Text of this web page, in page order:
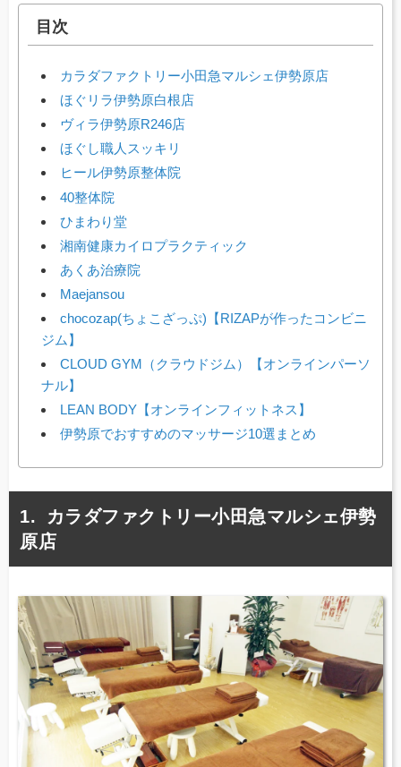
目次
カラダファクトリー小田急マルシェ伊勢原店
ほぐリラ伊勢原白根店
ヴィラ伊勢原R246店
ほぐし職人スッキリ
ヒール伊勢原整体院
40整体院
ひまわり堂
湘南健康カイロプラクティック
あくあ治療院
Maejansou
chocozap(ちょこざっぷ)【RIZAPが作ったコンビニ
ジム】
CLOUD GYM（クラウドジム）【オンラインパーソ
ナル】
LEAN BODY【オンラインフィットネス】
伊勢原でおすすめのマッサージ10選まとめ
カラダファクトリー小田急マルシェ伊勢
原店